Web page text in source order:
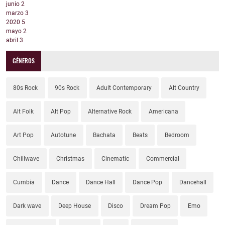
junio 2
marzo 3
2020 5
mayo 2
abril 3
GÉNEROS
80s Rock 90s Rock Adult Contemporary Alt Country
Alt Folk Alt Pop Alternative Rock Americana
Art Pop Autotune Bachata Beats Bedroom
Chillwave Christmas Cinematic Commercial
Cumbia Dance Dance Hall Dance Pop Dancehall
Dark wave Deep House Disco Dream Pop Emo